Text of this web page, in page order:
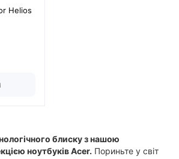
Helios
блиску з нашою
ноутбуків Acer. Пориньте у світ